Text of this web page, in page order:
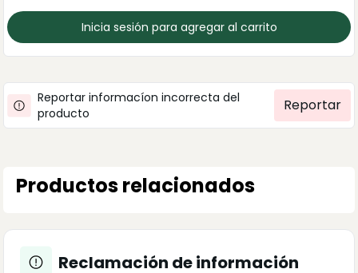
Inicia sesión para agregar al carrito
Reportar informacíon incorrecta del
producto
Reportar
Productos relacionados
Reclamación de información